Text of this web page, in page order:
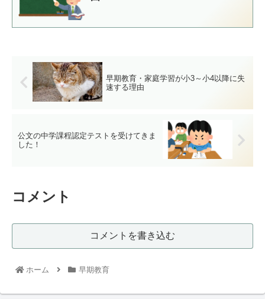
早期教育・家庭学習が小3～小4以降に失
速する理由
公文の中学課程認定テストを受けてきま
した！
コメント
コメントを書き込む
ホーム 早期教育